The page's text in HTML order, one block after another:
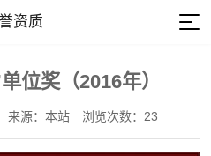
资质
位奖（2016年）
来源：本站 浏览次数：23